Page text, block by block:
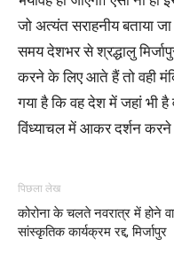
जो अत्यंत सराहनीय बताया जा
समय देशभर से श्रद्धालु
करने के लिए आते हैं तो वही
गया है कि वह देश में जहां भी
विंध्याचल में आकर दर्शन करने
पिछला लेख
कोरोना के चलते नवरात्र में होने
सांस्कृतिक कार्यक्रम रद्द, मिर्जापुर